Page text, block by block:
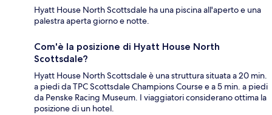
Hyatt House North Scottsdale ha una piscina all'aperto e una
palestra aperta giorno e notte.
Com'è la posizione di Hyatt House North
Scottsdale?
Hyatt House North Scottsdale è una struttura situata a 20 min.
a piedi da TPC Scottsdale Champions Course e a 5 min. a piedi
da Penske Racing Museum. I viaggiatori considerano ottima la
posizione di un hotel.